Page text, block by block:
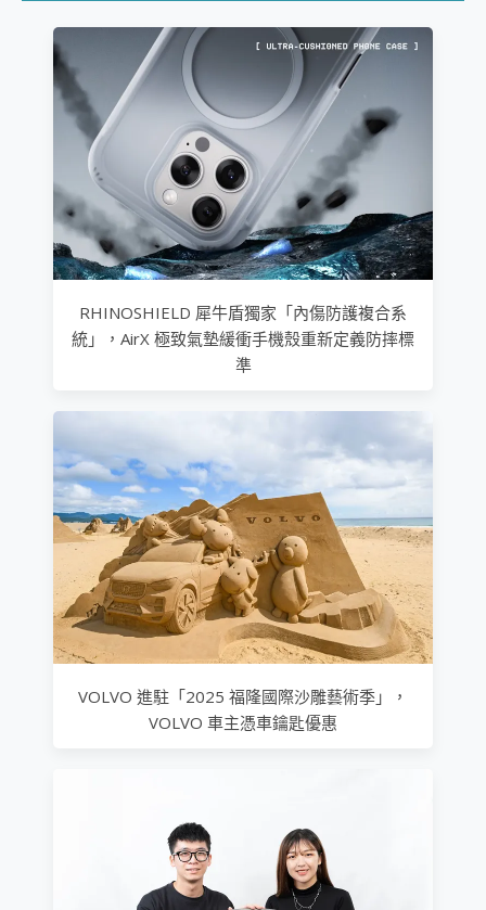
RHINOSHIELD 犀牛盾獨家「內傷防護複合系
統」，AirX 極致氣墊緩衝手機殼重新定義防摔標
準
VOLVO 進駐「2025 福隆國際沙雕藝術季」，
VOLVO 車主憑車鑰匙優惠